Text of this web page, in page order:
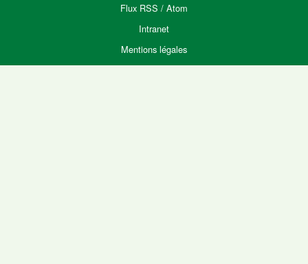
Flux RSS / Atom
Intranet
Mentions légales